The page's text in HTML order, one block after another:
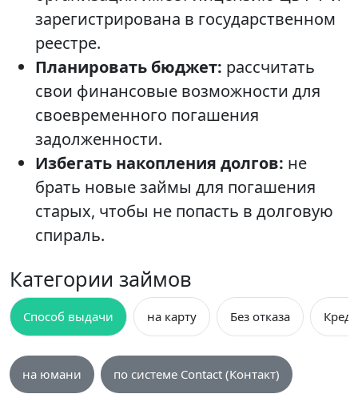
зарегистрирована в государственном
реестре.
Планировать бюджет: рассчитать
свои финансовые возможности для
своевременного погашения
задолженности.
Избегать накопления долгов: не
брать новые займы для погашения
старых, чтобы не попасть в долговую
спираль.
Категории займов
Способ выдачи на карту Без отказа
на юмани по системе Contact (Контакт)